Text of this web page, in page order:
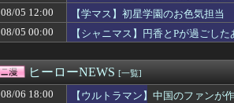
【ジョジョの奇妙な冒険】超像可動「J・P・ポ
【悲報】ハンターハンター連載再開の様子、全
【鉄人28号】MODEROID「鉄人28号」「ブラッ
「フリルもリボンもたくさんがいいのよね、ふふ
【画像】小さくて可愛い小鳥遊ホシノは腰を持
【令和最新版】 早見沙織(35)x東山奈央(34)、同
08/05 12:00
【学マス】初星学園のお色気担当
08/05 00:00
【シャニマス】円香とPが過ごし
ヒーローNEWS [一覧]
08/06 18:00
【ウルトラマン】中国のファンが